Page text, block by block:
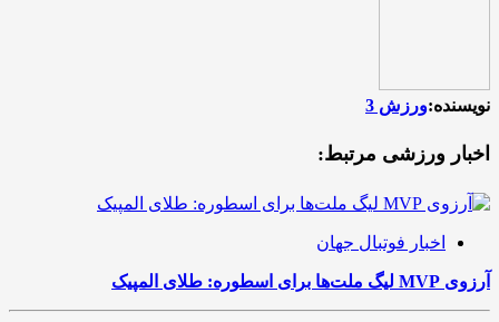
نویسنده:ورزش 3
اخبار ورزشی مرتبط:
اخبار فوتبال جهان
آرزوی MVP لیگ ملت‌ها برای اسطوره: طلای المپیک